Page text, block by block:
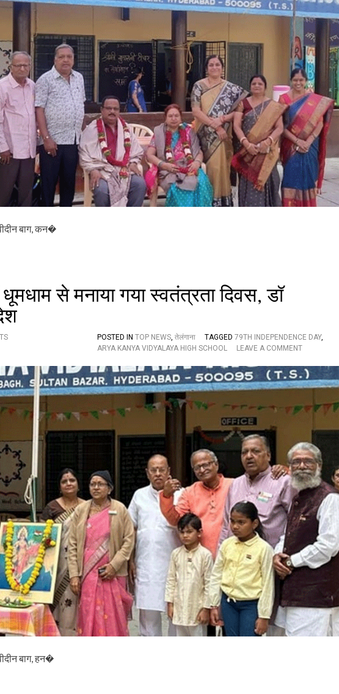
सु
रा
नी
से
वा
नि
वृ
त्त
,
इ
न
ह
स्ति
यों
ने
कि
या
स
बाग, कन�
से मनाया गया स्वतंत्रता दिवस, डॉ
POSTED IN TOP NEWS, तेलंगाना TAGGED 79TH INDEPENDENCE DAY,
ARYA KANYA VIDYALAYA HIGH SCHOOL
LEAVE A COMMENTO
आ
र्य
क
वि
य
में
धू
म
धा
से
म
ना
या
ग
या
स्व
तं
त्र
ता
दि
बाग, हन�